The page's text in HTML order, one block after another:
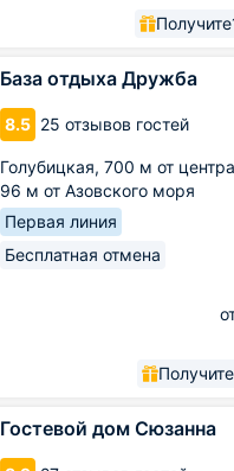
Получите
База отдыха Дружба
8.5 25 отзывов гостей
Голубицкая, 700 м от центра
96 м от Азовского моря
Первая линия
Бесплатная отмена
Получите
Гостевой дом Сюзанна